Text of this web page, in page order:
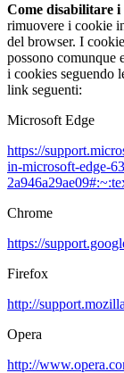
Come disabilitare i
rimuovere i cookie
del browser. I
possono comunque
i cookies seguendo
link seguenti:
Microsoft Edge
https://
in-microsoft-edge-
Chrome
https://
Firefox
http://
Opera
http://